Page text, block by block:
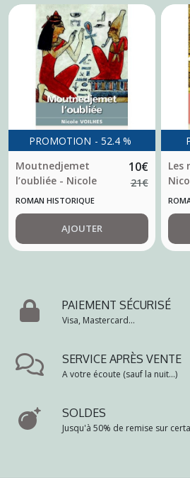
PROMOTION - 52.4 %
Moutnedjemet
l’oubliée - Nicole
Voilhes
10€
21€
ROMAN HISTORIQUE
AJOUTER
Les
PAIEMENT SÉCURISÉ
Visa, Mastercard...
SERVICE APRÈS VENTE
A votre écoute (sauf la nuit...)
SOLDES
Jusqu'à 50% de remise sur